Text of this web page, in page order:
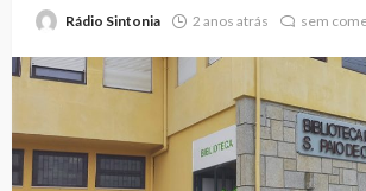
Rádio Sintonia 2 anos atrás sem